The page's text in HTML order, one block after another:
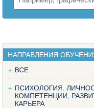
НАПРАВЛЕНИЯ
ВСЕ
ПСИХОЛОГИЯ.
КОМПЕТЕНЦИИ,
КАРЬЕРА